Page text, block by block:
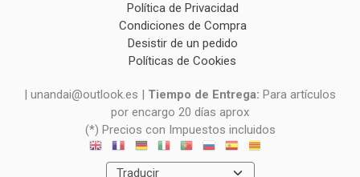
Política de Privacidad
Condiciones de Compra
Desistir de un pedido
Políticas de Cookies
| unandai@outlook.es | Tiempo de Entrega: Para artículos
por encargo 20 días aprox
(*) Precios con Impuestos incluidos